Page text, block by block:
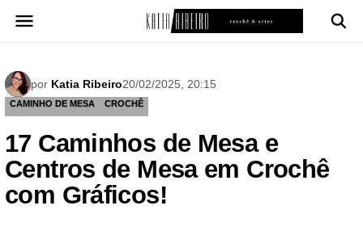
para
por Katia Ribeiro20/02/2025, 20:15
CAMINHO DE MESA CROCHÊ
17 Caminhos de Mesa e
Centros de Mesa em Crochê
com Gráficos!